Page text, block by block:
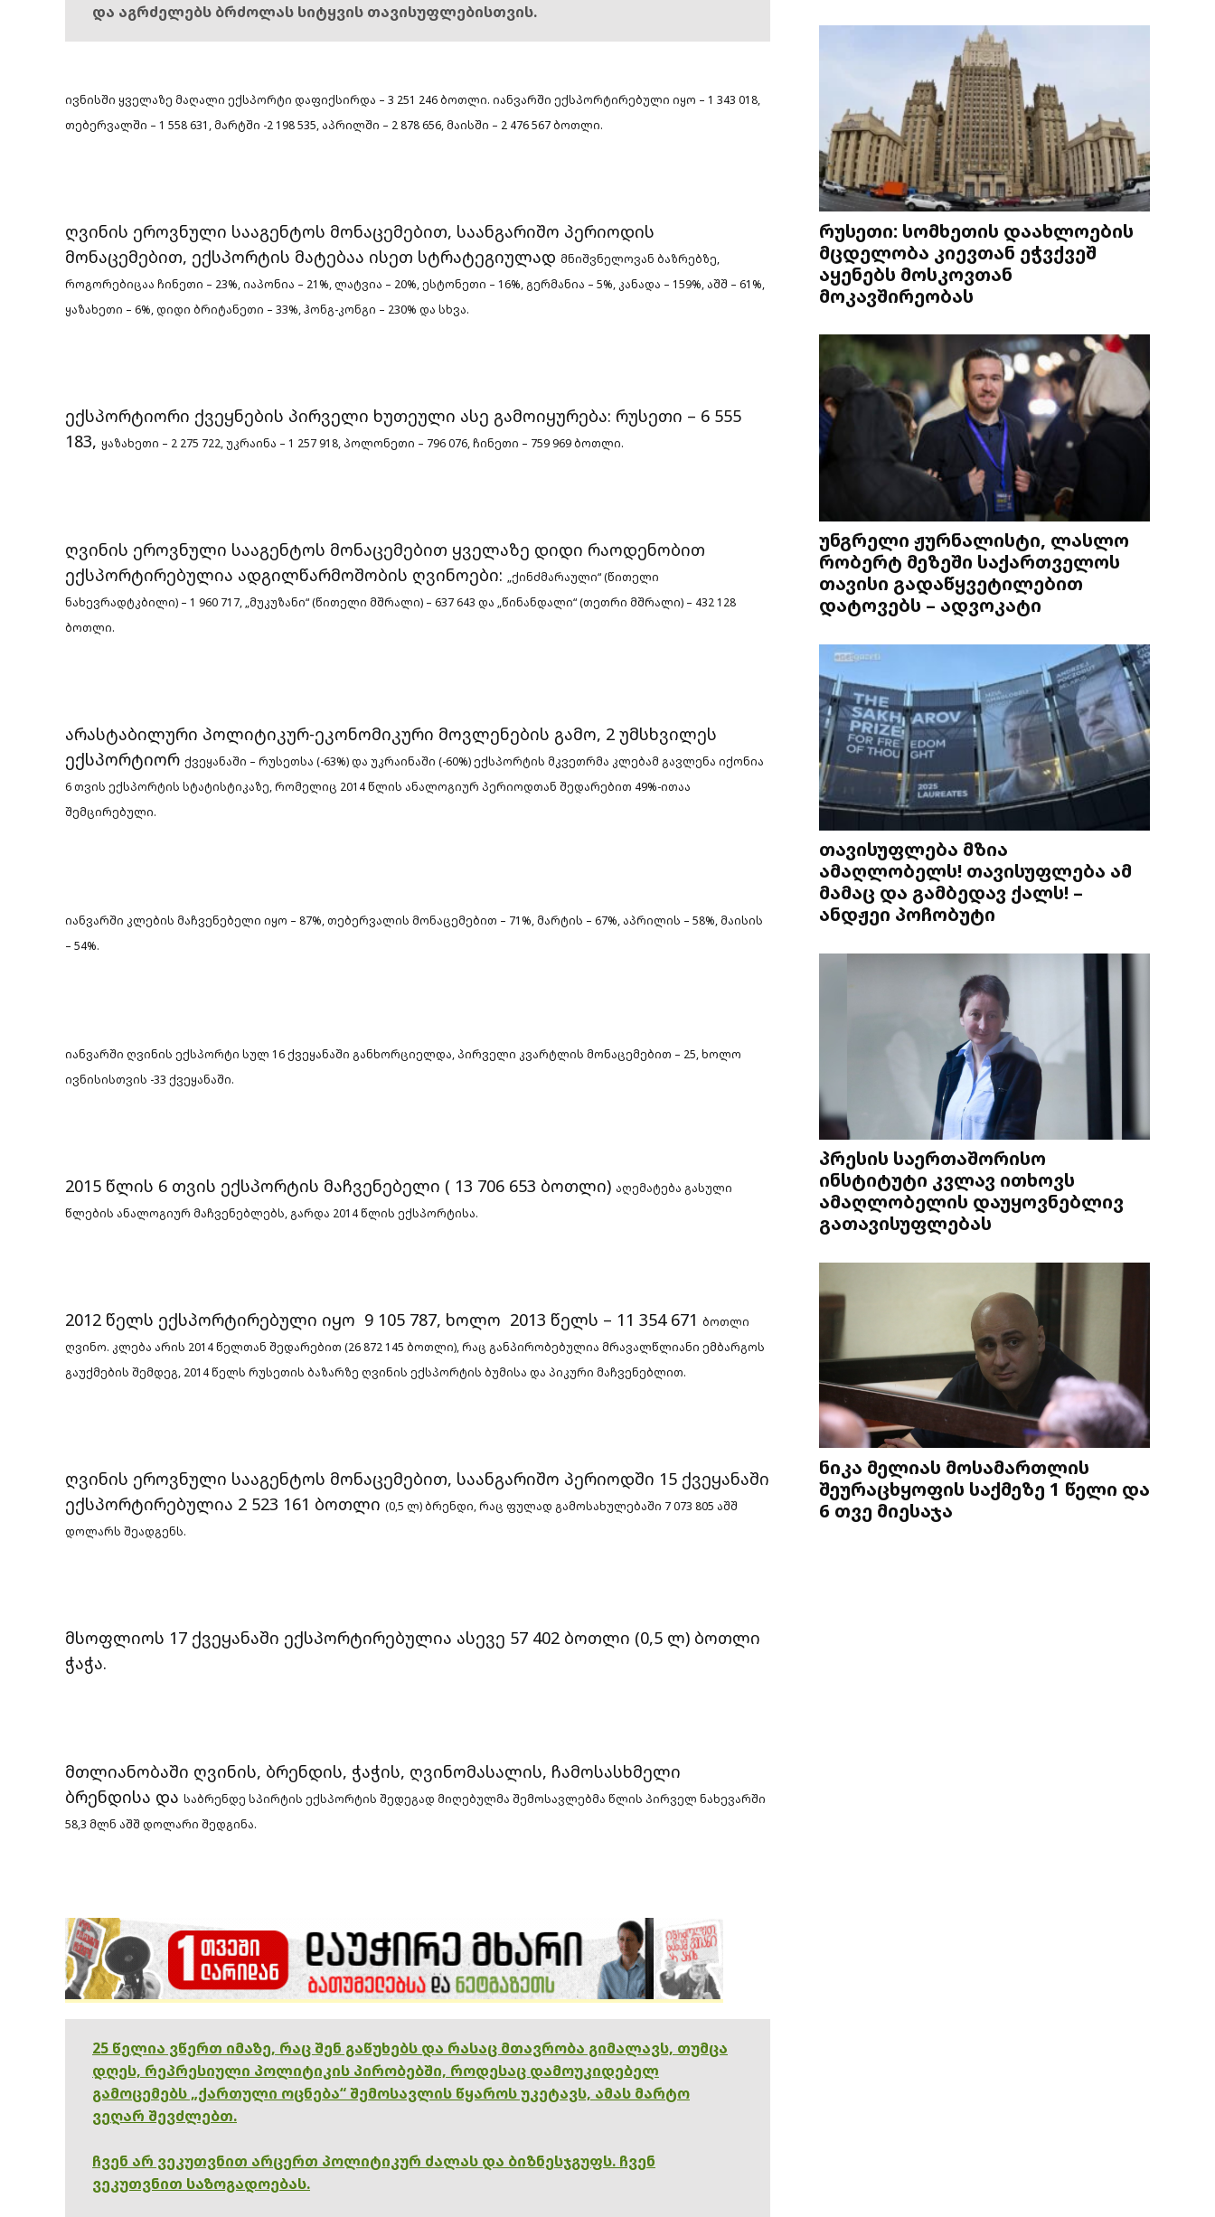
და აგრძელებს ბრძოლას სიტყვის თავისუფლებისთვის.
ივნისში ყველაზე მაღალი ექსპორტი დაფიქსირდა – 3 251 246 ბოთლი. იანვარში ექსპორტირებული იყო – 1 343 018,
თებერვალში – 1 558 631, მარტში -2 198 535, აპრილში – 2 878 656, მაისში – 2 476 567 ბოთლი.
ღვინის ეროვნული სააგენტოს მონაცემებით, საანგარიშო პერიოდის
მონაცემებით, ექსპორტის მატებაა ისეთ სტრატეგიულად მნიშვნელოვან ბაზრებზე,
როგორებიცაა ჩინეთი – 23%, იაპონია – 21%, ლატვია – 20%,ესტონეთი – 16%, გერმანია – 5%, კანადა – 159%, აშშ – 61%,
ყაზახეთი – 6%, დიდი ბრიტანეთი – 33%, ჰონგ-კონგი – 230% და სხვა.
ექსპორტიორი ქვეყნების პირველი ხუთეული ასე გამოიყურება: რუსეთი – 6 555
183, ყაზახეთი – 2 275 722, უკრაინა – 1 257 918, პოლონეთი – 796 076, ჩინეთი – 759 969 ბოთლი.
ღვინის ეროვნული სააგენტოს მონაცემებით ყველაზე დიდი რაოდენობით
ექსპორტირებულია ადგილწარმოშობის ღვინოები: „ქინძმარაული“ (წითელი
ნახევრადტკბილი) – 1 960 717, „მუკუზანი“ (წითელი მშრალი) – 637 643 და „წინანდალი“ (თეთრი მშრალი) – 432 128
ბოთლი.
არასტაბილური პოლიტიკურ-ეკონომიკური მოვლენების გამო, 2 უმსხვილეს
ექსპორტიორ ქვეყანაში – რუსეთსა (-63%) და უკრაინაში (-60%) ექსპორტის მკვეთრმა კლებამ გავლენა იქონია
6 თვის ექსპორტის სტატისტიკაზე, რომელიც 2014 წლის ანალოგიურ პერიოდთან შედარებით 49%-ითაა
შემცირებული.
იანვარში კლების მაჩვენებელი იყო – 87%,თებერვალის მონაცემებით – 71%, მარტის – 67%, აპრილის – 58%, მაისის
– 54%.
იანვარში ღვინის ექსპორტი სულ 16 ქვეყანაში განხორციელდა,პირველი კვარტლის მონაცემებით – 25, ხოლო
ივნისისთვის -33 ქვეყანაში.
2015 წლის 6 თვის ექსპორტის მაჩვენებელი ( 13 706 653 ბოთლი) აღემატება გასული
წლების ანალოგიურ მაჩვენებლებს, გარდა 2014 წლის ექსპორტისა.
2012 წელს ექსპორტირებული იყო 9 105 787, ხოლო 2013 წელს – 11 354 671 ბოთლი
ღვინო. კლება არის 2014 წელთან შედარებით (26 872 145 ბოთლი), რაც განპირობებულია მრავალწლიანი ემბარგოს
გაუქმების შემდეგ, 2014 წელს რუსეთის ბაზარზე ღვინის ექსპორტის ბუმისა და პიკური მაჩვენებლით.
ღვინის ეროვნული სააგენტოს მონაცემებით, საანგარიშო პერიოდში 15 ქვეყანაში
ექსპორტირებულია 2 523 161 ბოთლი (0,5 ლ) ბრენდი, რაც ფულად გამოსახულებაში 7 073 805 აშშ
დოლარს შეადგენს.
მსოფლიოს 17 ქვეყანაში ექსპორტირებულია ასევე 57 402 ბოთლი (0,5 ლ) ბოთლი
ჭაჭა.
მთლიანობაში ღვინის, ბრენდის, ჭაჭის, ღვინომასალის, ჩამოსასხმელი
ბრენდისა და საბრენდე სპირტის ექსპორტის შედეგად მიღებულმა შემოსავლებმა წლის პირველ ნახევარში
58,3 მლნ აშშ დოლარი შედგინა.
25 წელია ვწერთ იმაზე, რაც შენ გაწუხებს და რასაც მთავრობა გიმალავს, თუმცა
დღეს, რეპრესიული პოლიტიკის პირობებში, როდესაც დამოუკიდებელ
გამოცემებს „ქართული ოცნება“ შემოსავლის წყაროს უკეტავს, ამას მარტო
ვეღარ შევძლებთ.
ჩვენ არ ვეკუთვნით არცერთ პოლიტიკურ ძალას და ბიზნესჯგუფს. ჩვენ
ვეკუთვნით საზოგადოებას.
რუსეთი: სომხეთის დაახლოების
მცდელობა კიევთან ეჭვქვეშ
აყენებს მოსკოვთან
მოკავშირეობას
უნგრელი ჟურნალისტი, ლასლო
რობერტ მეზეში საქართველოს
თავისი გადაწყვეტილებით
დატოვებს – ადვოკატი
თავისუფლება მზია
ამაღლობელს! თავისუფლება ამ
მამაც და გამბედავ ქალს! –
ანდჟეი პოჩობუტი
პრესის საერთაშორისო
ინსტიტუტი კვლავ ითხოვს
ამაღლობელის დაუყოვნებლივ
გათავისუფლებას
ნიკა მელიას მოსამართლის
შეურაცხყოფის საქმეზე 1 წელი და
6 თვე მიესაჯა